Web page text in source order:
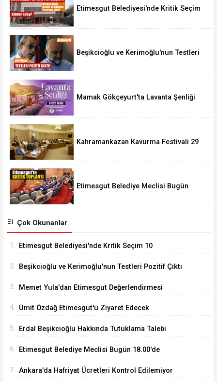
Etimesgut Belediyesi'nde Kritik Seçim
Beşikcioğlu ve Kerimoğlu'nun Testleri
Mamak Gökçeyurt'ta Lavanta Şenliği
Kahramankazan Kavurma Festivali 29
Etimesgut Belediye Meclisi Bugün
Çok Okunanlar
1. Etimesgut Belediyesi'nde Kritik Seçim 10
2. Beşikcioğlu ve Kerimoğlu'nun Testleri Pozitif Çıktı
3. Memet Yula'dan Etimesgut Değerlendirmesi
4. Ümit Özdağ Etimesgut'u Ziyaret Edecek
5. Erdal Beşikcioğlu Hakkında Tutuklama Talebi
6. Etimesgut Belediye Meclisi Bugün 18.00'de
7. Ankara'da Hafriyat Ücretleri Kontrol Edilemiyor